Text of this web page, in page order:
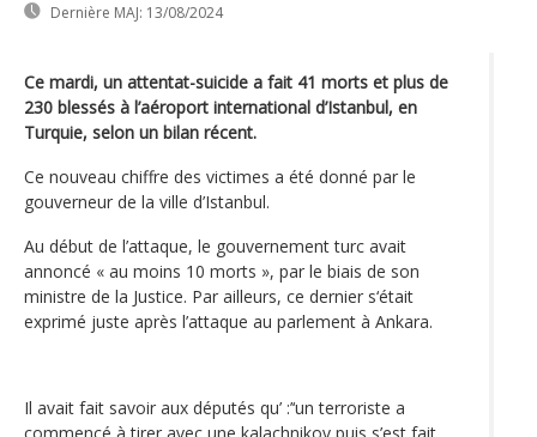
Dernière MAJ: 13/08/2024
Ce mardi, un attentat-suicide a fait 41 morts et plus de
230 blessés à l’aéroport international d’Istanbul, en
Turquie, selon un bilan récent.
Ce nouveau chiffre des victimes a été donné par le
gouverneur de la ville d’Istanbul.
Au début de l’attaque, le gouvernement turc avait
annoncé « au moins 10 morts », par le biais de son
ministre de la Justice. Par ailleurs, ce dernier s‘était
exprimé juste après l’attaque au parlement à Ankara.
Il avait fait savoir aux députés qu’ :’‘un terroriste a